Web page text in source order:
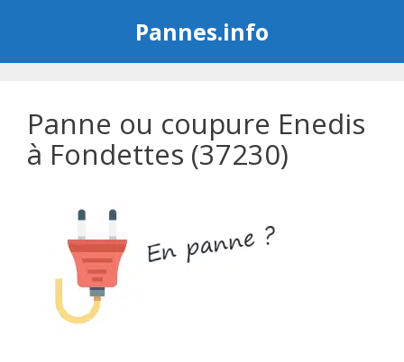
Pannes.info
Panne ou coupure Enedis
à Fondettes (37230)